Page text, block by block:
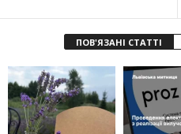
ПОВ'ЯЗАНІ СТАТТІ